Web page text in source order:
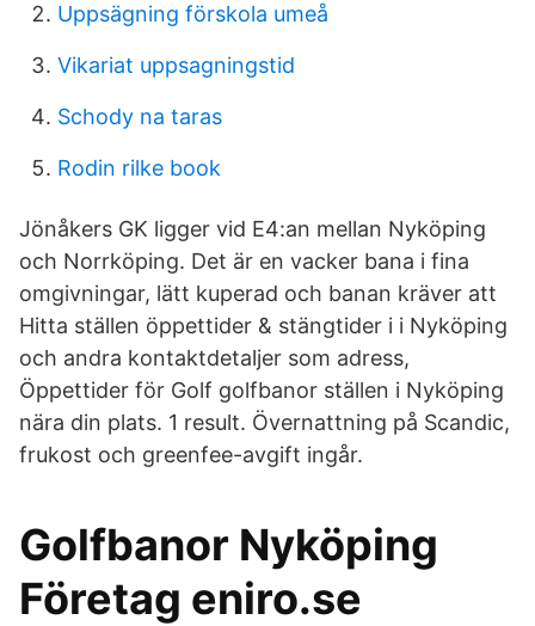
Uppsägning förskola umeå
Vikariat uppsagningstid
Schody na taras
Rodin rilke book
Jönåkers GK ligger vid E4:an mellan Nyköping
och Norrköping. Det är en vacker bana i fina
omgivningar, lätt kuperad och banan kräver att
Hitta ställen öppettider & stängtider i i Nyköping
och andra kontaktdetaljer som adress,
Öppettider för Golf golfbanor ställen i Nyköping
nära din plats. 1 result. Övernattning på Scandic,
frukost och greenfee-avgift ingår.
Golfbanor Nyköping
Företag eniro.se